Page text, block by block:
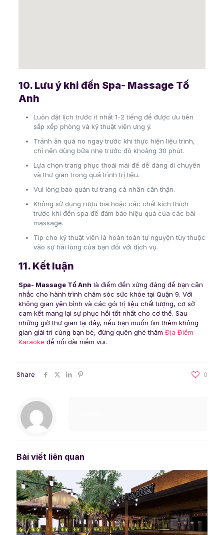
10. Lưu ý khi đến Spa- Massage Tố
Anh
Luôn đặt lịch trước ít nhất 1-2 tiếng để được ưu tiên
sắp xếp phòng và kỹ thuật viên ưng ý.
Tránh ăn quá no ngay trước khi thực hiện liệu trình,
chỉ nên dùng bữa nhẹ trước đó khoảng 30 phút.
Lựa chọn trang phục thoải mái để dễ dàng di chuyển
và thư giãn trong quá trình trị liệu.
Vui lòng bảo quản tư trang cá nhân cẩn thận.
Không sử dụng rượu bia hoặc các chất kích thích
trước khi đến spa để đảm bảo hiệu quả của các bài
massage.
Tip cho kỹ thuật viên là hoàn toàn tự nguyện tùy thuộc
vào sự hài lòng của bạn đối với dịch vụ.
11. Kết luận
Spa- Massage Tố Anh là điểm đến xứng đáng để bạn cân
nhắc cho hành trình chăm sóc sức khỏe tại Quận 9. Với
không gian yên bình và các gói trị liệu chất lượng, cơ sở
cam kết mang lại sự phục hồi tốt nhất cho cơ thể. Sau
những giờ thư giãn tại đây, nếu bạn muốn tìm thêm không
gian giải trí cùng bạn bè, đừng quên ghé thăm Địa Điểm
Karaoke để nối dài niềm vui.
Share 0
Bài viết liên quan